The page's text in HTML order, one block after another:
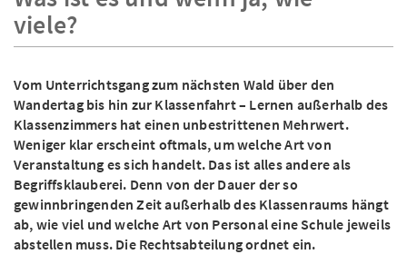
viele?
Vom Unterrichtsgang zum nächsten Wald über den
Wandertag bis hin zur Klassenfahrt – Lernen außerhalb des
Klassenzimmers hat einen unbestrittenen Mehrwert.
Weniger klar erscheint oftmals, um welche Art von
Veranstaltung es sich handelt. Das ist alles andere als
Begriffsklauberei. Denn von der Dauer der so
gewinnbringenden Zeit außerhalb des Klassenraums hängt
ab, wie viel und welche Art von Personal eine Schule jeweils
abstellen muss. Die Rechtsabteilung ordnet ein.